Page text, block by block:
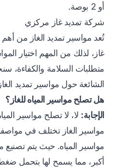
أو 2 بوصة.
شركة تمديد غاز مركزي
تُعد مواسير تمديد الغاز من
غاز، لذلك من المهم اختيار
متطلبات السلامة والكفاءة،
الشائعة حول مواسير تمديد
هل تصلح مواسير المياه للغاز؟
الإجابة: لا، لا تصلح مواسير
مواسير الغاز تختلف في
مواسير المياه. حيث يتم تصنيع
أكبر، مما يسمح لها بتحمل ضغط